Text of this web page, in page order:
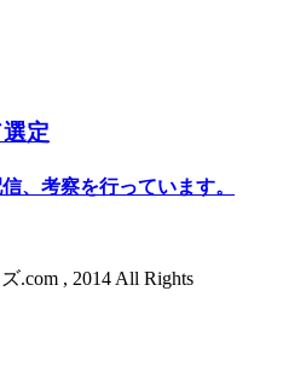
定
、考察を行っています。
.com , 2014 All Rights